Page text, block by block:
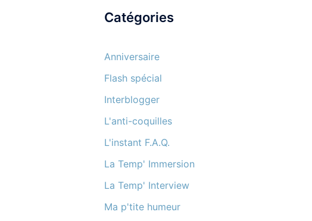
Catégories
Anniversaire
Flash spécial
Interblogger
L'anti-coquilles
L'instant F.A.Q.
La Temp' Immersion
La Temp' Interview
Ma p'tite humeur